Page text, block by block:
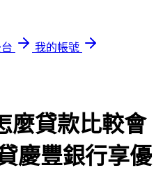
我的帳號
麼貸款比較會
慶豐銀行享優